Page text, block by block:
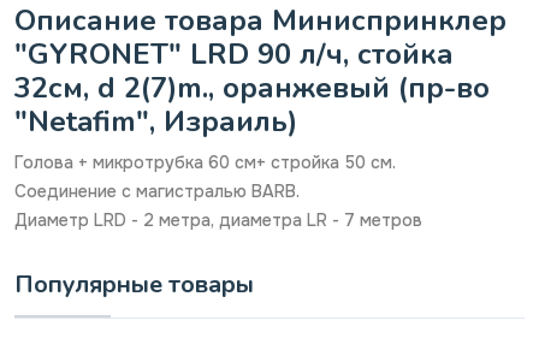
Описание товара Миниспринклер
"GYRONET" LRD 90 л/ч, стойка
32см, d 2(7)m., оранжевый (пр-во
"Netafim", Израиль)
Голова + микротрубка 60 см+ стройка 50 см.
Соединение с магистралью BARB.
Диаметр LRD - 2 метра, диаметра LR - 7 метров
Популярные товары